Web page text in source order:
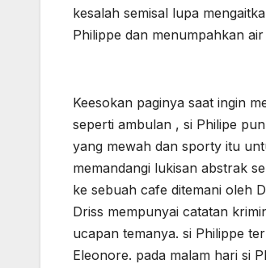
kesalah semisal lupa
Philippe dan menumpahkan
Keesokan paginya saat ingin
seperti ambulan , si Philipe
yang mewah dan sporty itu
memandangi lukisan abstrak
ke sebuah cafe ditemani oleh
Driss mempunyai catatan
ucapan temanya. si Philippe
Eleonore. pada malam hari si